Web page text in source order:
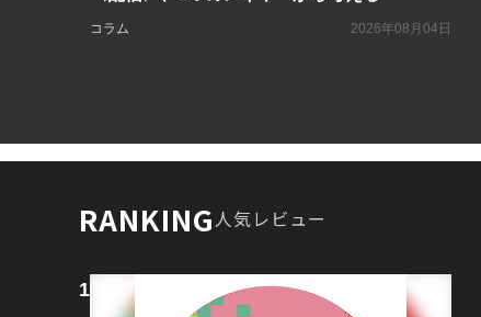
コラム 2026年08月04日
RANKING人気レビュー